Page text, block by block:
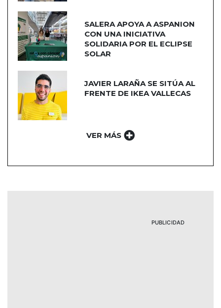
SALERA APOYA A ASPANION
CON UNA INICIATIVA
SOLIDARIA POR EL ECLIPSE
SOLAR
JAVIER LARAÑA SE SITÚA AL
FRENTE DE IKEA VALLECAS
VER MÁS
PUBLICIDAD